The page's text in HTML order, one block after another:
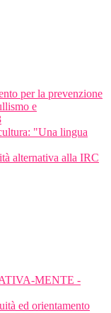
per la prevenzione
e
"Una lingua
alternativa alla IRC
MENTE -
ed orientamento